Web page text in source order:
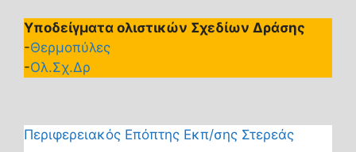
Υποδείγματα ολιστικών Σχεδίων Δράσης
-Θερμοπύλες
-Ολ.Σχ.Δρ
Περιφερειακός Επόπτης Εκπ/σης Στερεάς